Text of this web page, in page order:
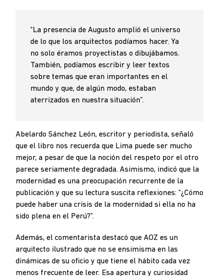
“La presencia de Augusto amplió el universo
de lo que los arquitectos podíamos hacer. Ya
no solo éramos proyectistas o dibujábamos.
También, podíamos escribir y leer textos
sobre temas que eran importantes en el
mundo y que, de algún modo, estaban
aterrizados en nuestra situación”.
Abelardo Sánchez León, escritor y periodista, señaló
que el libro nos recuerda que Lima puede ser mucho
mejor, a pesar de que la noción del respeto por el otro
parece seriamente degradada. Asimismo, indicó que la
modernidad es una preocupación recurrente de la
publicación y que su lectura suscita reflexiones: “¿Cómo
puede haber una crisis de la modernidad si ella no ha
sido plena en el Perú?”.
Además, el comentarista destacó que AOZ es un
arquitecto ilustrado que no se ensimisma en las
dinámicas de su oficio y que tiene el hábito cada vez
menos frecuente de leer. Esa apertura y curiosidad